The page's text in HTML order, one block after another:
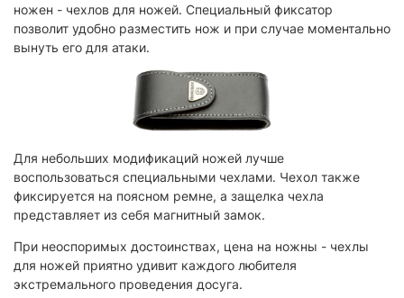
ножен - чехлов для ножей. Специальный фиксатор
позволит удобно разместить нож и при случае моментально
вынуть его для атаки.
Для небольших модификаций ножей лучше
воспользоваться специальными чехлами. Чехол также
фиксируется на поясном ремне, а защелка чехла
представляет из себя магнитный замок.
При неоспоримых достоинствах, цена на ножны - чехлы
для ножей приятно удивит каждого любителя
экстремального проведения досуга.